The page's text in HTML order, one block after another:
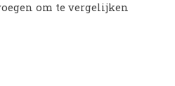
om te vergelijken